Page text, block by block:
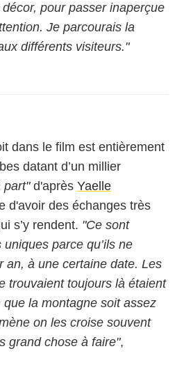
pour passer inaperçue
Je parcourais la
différents visiteurs."
dans le film est entièrement
datant d’un millier
part"d'après Yaelle
d'avoir des échanges très
s’y rendent. "Ce sont
parce qu’ils ne
an, à une certaine date. Les
trouvaient toujours là étaient
la montagne soit assez
on les croise souvent
grand chose à faire",